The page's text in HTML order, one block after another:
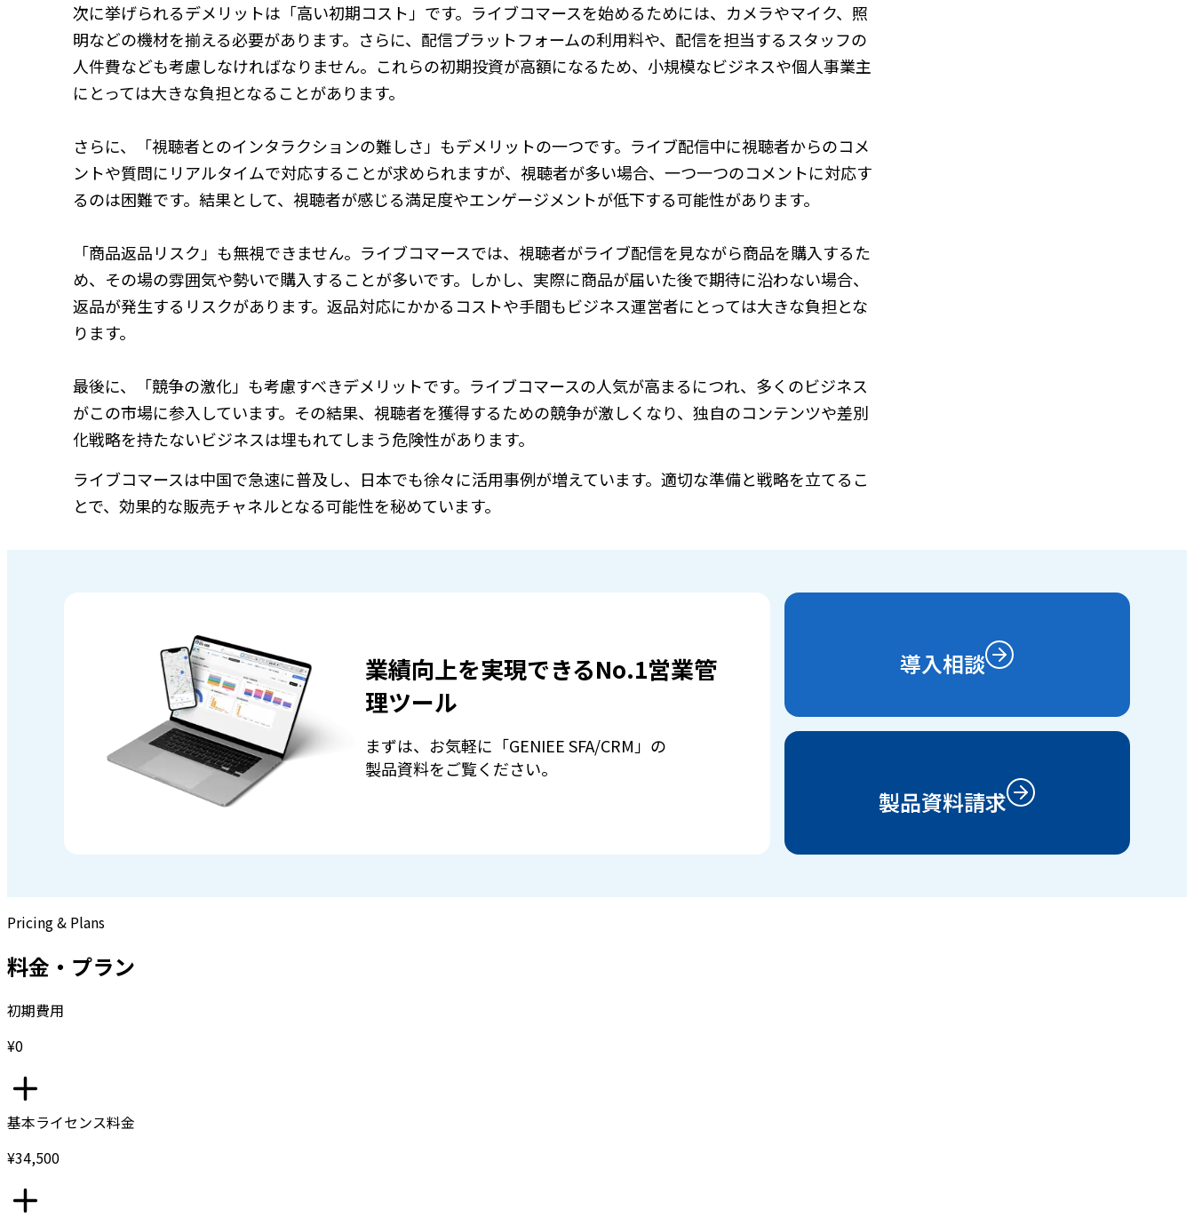
次に挙げられるデメリットは「高い初期コスト」です。ライブコマースを始めるためには、カメラやマイク、照
明などの機材を揃える必要があります。さらに、配信プラットフォームの利用料や、配信を担当するスタッフの
人件費なども考慮しなければなりません。これらの初期投資が高額になるため、小規模なビジネスや個人事業主
にとっては大きな負担となることがあります。
さらに、「視聴者とのインタラクションの難しさ」もデメリットの一つです。ライブ配信中に視聴者からのコメ
ントや質問にリアルタイムで対応することが求められますが、視聴者が多い場合、一つ一つのコメントに対応す
るのは困難です。結果として、視聴者が感じる満足度やエンゲージメントが低下する可能性があります。
「商品返品リスク」も無視できません。ライブコマースでは、視聴者がライブ配信を見ながら商品を購入するた
め、その場の雰囲気や勢いで購入することが多いです。しかし、実際に商品が届いた後で期待に沿わない場合、
返品が発生するリスクがあります。返品対応にかかるコストや手間もビジネス運営者にとっては大きな負担とな
ります。
最後に、「競争の激化」も考慮すべきデメリットです。ライブコマースの人気が高まるにつれ、多くのビジネス
がこの市場に参入しています。その結果、視聴者を獲得するための競争が激しくなり、独自のコンテンツや差別
化戦略を持たないビジネスは埋もれてしまう危険性があります。
ライブコマースは中国で急速に普及し、日本でも徐々に活用事例が増えています。適切な準備と戦略を立てるこ
とで、効果的な販売チャネルとなる可能性を秘めています。
業績向上を実現できるNo.1営業管
理ツール
まずは、お気軽に「GENIEE SFA/CRM」の
製品資料をご覧ください。
導入相談
製品資料請求
Pricing & Plans
料金・プラン
初期費用
¥0
基本ライセンス料金
¥34,500